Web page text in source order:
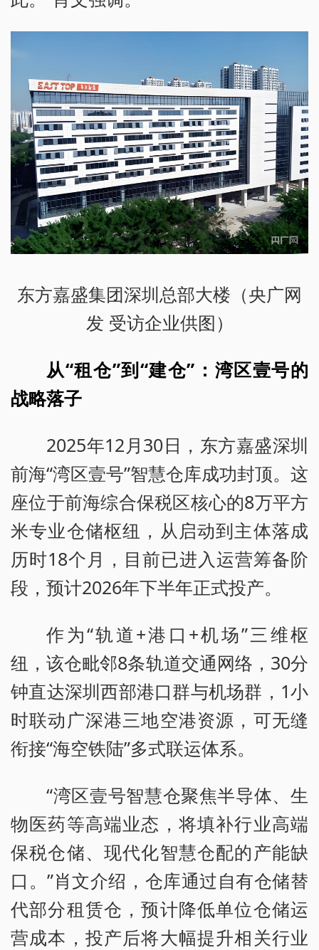
东方嘉盛集团深圳总部大楼（央广网
发 受访企业供图）
从“租仓”到“建仓”：湾区壹号的
战略落子
2025年12月30日，东方嘉盛深圳
前海“湾区壹号”智慧仓库成功封顶。这
座位于前海综合保税区核心的8万平方
米专业仓储枢纽，从启动到主体落成
历时18个月，目前已进入运营筹备阶
段，预计2026年下半年正式投产。
作为“轨道+港口+机场”三维枢
纽，该仓毗邻8条轨道交通网络，30分
钟直达深圳西部港口群与机场群，1小
时联动广深港三地空港资源，可无缝
衔接“海空铁陆”多式联运体系。
“湾区壹号智慧仓聚焦半导体、生
物医药等高端业态，将填补行业高端
保税仓储、现代化智慧仓配的产能缺
口。”肖文介绍，仓库通过自有仓储替
代部分租赁仓，预计降低单位仓储运
营成本，投产后将大幅提升相关行业